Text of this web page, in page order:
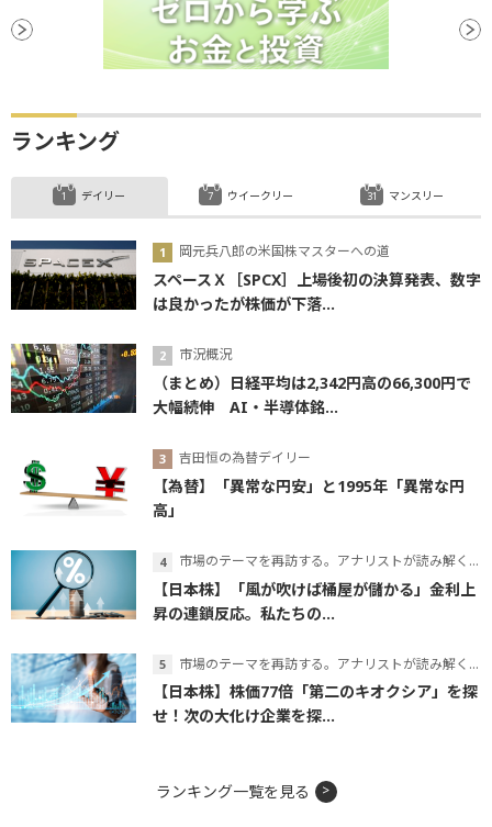
ランキング
デイリー
岡元兵八郎の米国株マスターへの道
スペースＸ［SPCX］上場後初の決算発表、数字
は良かったが株価が下落...
市況概況
（まとめ）日経平均は2,342円高の66,300円で
大幅続伸 AI・半導体銘...
吉田恒の為替デイリー
【為替】「異常な円安」と1995年「異常な円
高」
市場のテーマを再訪する。アナリストが読み解くテーマの本質
【日本株】「風が吹けば桶屋が儲かる」金利上
昇の連鎖反応。私たちの...
市場のテーマを再訪する。アナリストが読み解くテーマの本質
【日本株】株価77倍「第二のキオクシア」を探
せ！次の大化け企業を探...
ウイークリー マンスリー
ランキング一覧を見る